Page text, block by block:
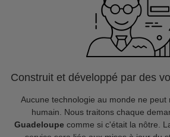
Construit et développé par des
Aucune technologie au monde ne peut
humain. Nous traitons chaque
Guadeloupe comme si c'était la nôtre.